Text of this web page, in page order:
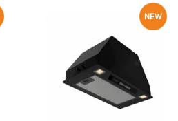
NEW